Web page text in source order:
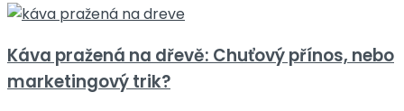
Káva pražená na dřevě: Chuťový přínos, nebo
marketingový trik?